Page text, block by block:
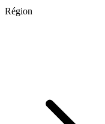
Région